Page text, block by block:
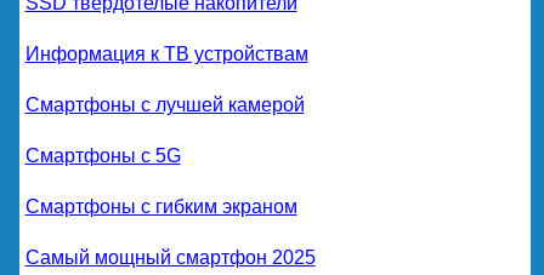
Информация к ТВ устройствам
Смартфоны с лучшей камерой
Смартфоны с 5G
Смартфоны с гибким экраном
Самый мощный смартфон 2025